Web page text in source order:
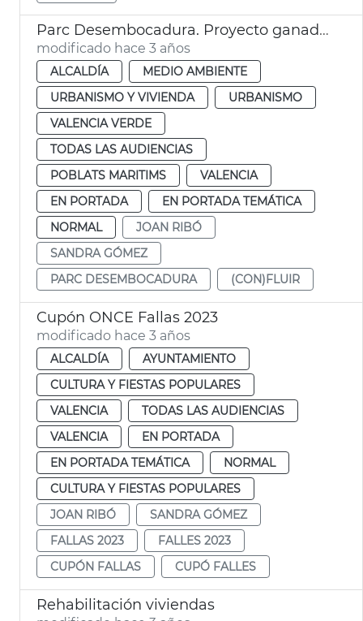
Parc Desembocadura. Proyecto ganador
modificado hace 3 años
ALCALDÍA
MEDIO AMBIENTE
URBANISMO Y VIVIENDA
URBANISMO
VALENCIA VERDE
TODAS LAS AUDIENCIAS
POBLATS MARITIMS
VALENCIA
EN PORTADA
EN PORTADA TEMÁTICA
NORMAL
JOAN RIBÓ
SANDRA GÓMEZ
PARC DESEMBOCADURA
(CON)FLUIR
Cupón ONCE Fallas 2023
modificado hace 3 años
ALCALDÍA
AYUNTAMIENTO
CULTURA Y FIESTAS POPULARES
VALENCIA
TODAS LAS AUDIENCIAS
VALENCIA
EN PORTADA
EN PORTADA TEMÁTICA
NORMAL
CULTURA Y FIESTAS POPULARES
JOAN RIBÓ
SANDRA GÓMEZ
FALLAS 2023
FALLES 2023
CUPÓN FALLAS
CUPÓ FALLES
Rehabilitación viviendas